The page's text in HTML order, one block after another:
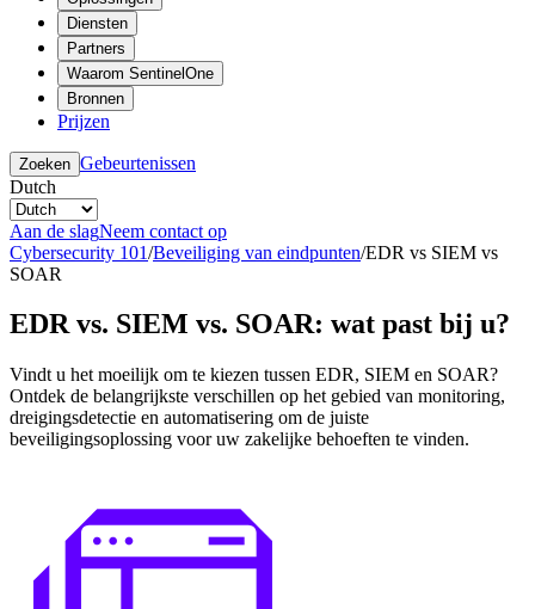
Diensten
Partners
Waarom SentinelOne
Bronnen
Prijzen
Zoeken Gebeurtenissen
Dutch
Aan de slagNeem contact op
Cybersecurity 101/Beveiliging van eindpunten/EDR vs SIEM vs
SOAR
EDR vs. SIEM vs. SOAR: wat past bij u?
Vindt u het moeilijk om te kiezen tussen EDR, SIEM en SOAR?
Ontdek de belangrijkste verschillen op het gebied van monitoring,
dreigingsdetectie en automatisering om de juiste
beveiligingsoplossing voor uw zakelijke behoeften te vinden.